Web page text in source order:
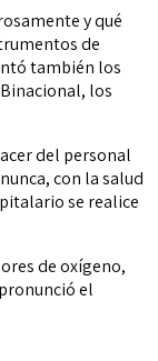
y qué
de
también los
los
del personal
con la salud
se realice
de oxígeno,
el